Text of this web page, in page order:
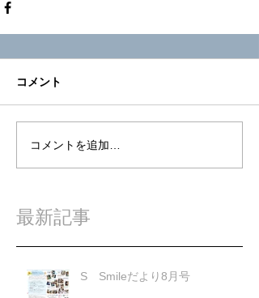
コメント
コメントを追加…
最新記事
S Smileだより8月号